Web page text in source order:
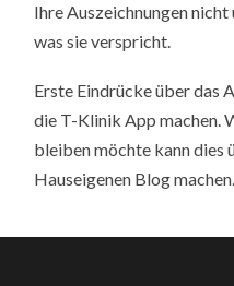
Ihre Auszeichnungen
was sie verspricht.
Erste Eindrücke über das
die T-Klinik App machen.
bleiben möchte kann dies
Hauseigenen Blog